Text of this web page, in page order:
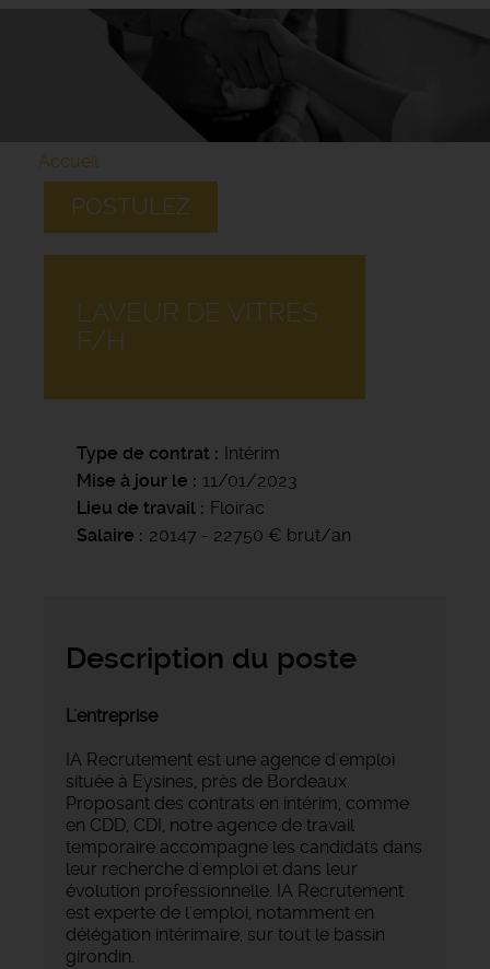
Accueil
POSTULEZ
LAVEUR DE VITRES
F/H
Type de contrat
Intérim
Mise à jour le
11/01/2023
Lieu de travail
Floirac
Salaire
20147 - 22750 € brut/an
Description du poste
L'entreprise
IA Recrutement est une agence d'emploi
située à Eysines, près de Bordeaux.
Proposant des contrats en intérim, comme
en CDD, CDI, notre agence de travail
temporaire accompagne les candidats dans
leur recherche d'emploi et dans leur
évolution professionnelle. IA Recrutement
est experte de l'emploi, notamment en
délégation intérimaire, sur tout le bassin
girondin.